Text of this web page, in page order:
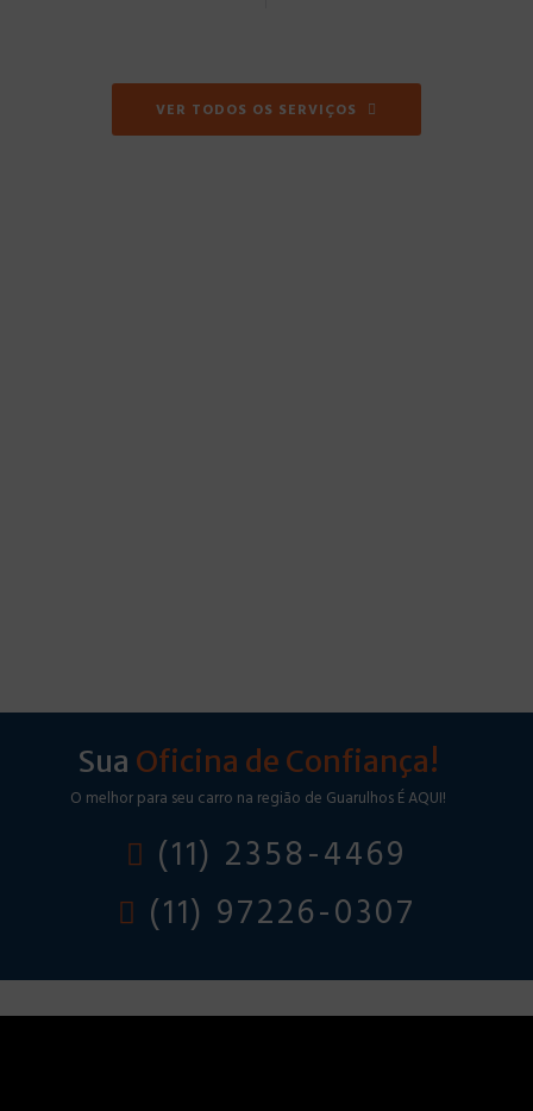
VER TODOS OS SERVIÇOS
Sua Oficina de Confiança!
O melhor para seu carro na região de Guarulhos É AQUI!
(11) 2358-4469
(11) 97226-0307